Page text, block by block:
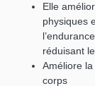
Elle
physiques
réduisant
Améliore la
corps